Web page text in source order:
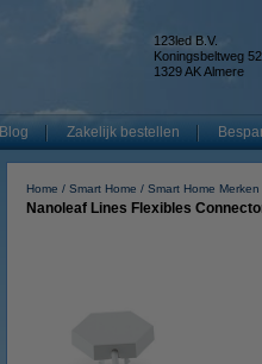
123led B.V.
Koningsbeltweg 52
1329 AK Almere
Blog Zakelijk bestellen
Home Smart Home Smart Home Merken
Nanoleaf Lines Flexibles